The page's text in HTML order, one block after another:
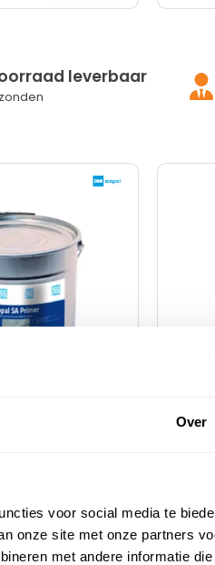
Over
voor social media te
onze site met onze partners
met andere informatie
vereist
–
10,45
8,64
leverbaar